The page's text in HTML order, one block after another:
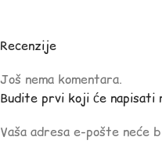
Recenzije
Još nema komentara.
Budite prvi koji će napisati
Vaša adresa e-pošte neće